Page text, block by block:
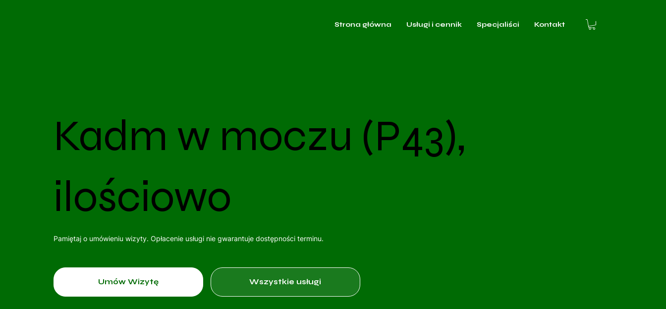
Strona główna Usługi i cennik Specjaliści Kontakt
Kadm w moczu (P43),
ilościowo
Pamiętaj o umówieniu wizyty. Opłacenie usługi nie gwarantuje dostępności terminu.
Umów Wizytę Wszystkie usługi